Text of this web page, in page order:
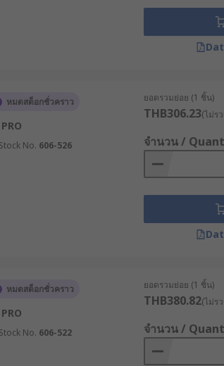
งานต่าง ๆ ที่นิยมใช้อย่างแพร่หลาย มีดังนี้
ยมมากที่สุด ซึ่งส่วนใหญ่มักสงสัยว่าหัว
หัว BNC RG6
โดยเฉพาะ
เป็นที่นิยมในงานที่ใช้ความถี่สูง เช่น ระบบ
กรรมและโทรคมนาคม
คุมและการสื่อสาร ตัวอย่างเช่น ในระบบค
บคุม โดยสัญญาณความถี่สูงจากเซ็นเซอร์จะ
หมดสต็อกชั่วคราว
No. 606-526
ยอดรวมย่อย (1 ชิ้น)
THB306.23(ไม่ร
จำนวน /
หมดสต็อกชั่วคราว
No. 606-522
ยอดรวมย่อย (1 ชิ้น)
THB380.82(ไม่ร
จำนวน /